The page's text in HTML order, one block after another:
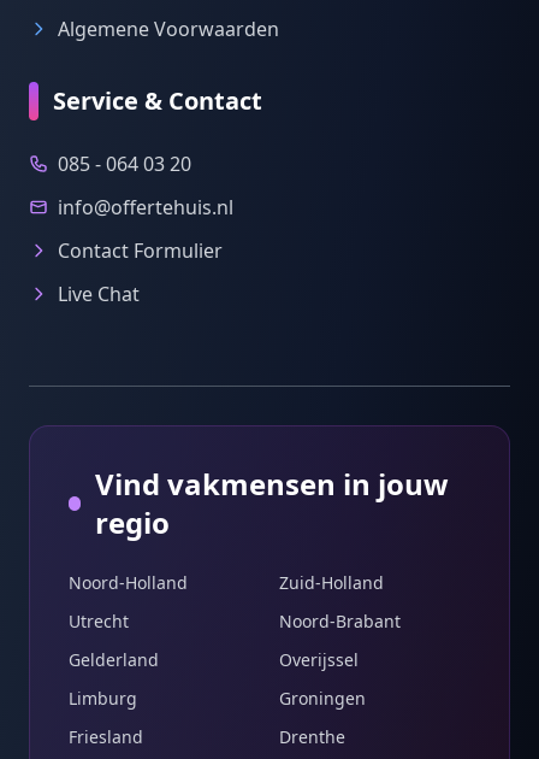
Algemene Voorwaarden
Service & Contact
085 - 064 03 20
info@offertehuis.nl
Contact Formulier
Live Chat
Vind vakmensen in jouw
regio
Noord-Holland
Zuid-Holland
Utrecht
Noord-Brabant
Gelderland
Overijssel
Limburg
Groningen
Friesland
Drenthe